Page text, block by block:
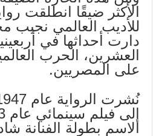
الأكثر ضيقًا انطلقت
للأديب العالمي نجيب
دارت أحداثها في
العشرين، الحرب
على المصريين.
الاسم بطولة الفنانة